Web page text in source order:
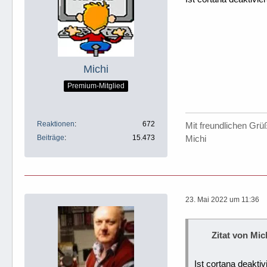
Michi
Premium-Mitglied
Reaktionen
672
Beiträge
15.473
Mit freundlichen
Michi
23. Mai 2022 um 11:36
Zitat von
Ist cortana